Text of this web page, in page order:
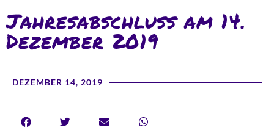
Jahresabschluss am 14.
Dezember 2019
DEZEMBER 14, 2019